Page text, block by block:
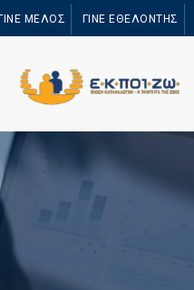
προς το
ΜΕΛΟΣ ΓΙΝΕ ΕΘΕΛΟΝΤΗΣ